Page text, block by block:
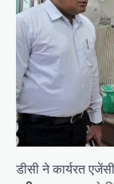
डीसी ने कार्यरत